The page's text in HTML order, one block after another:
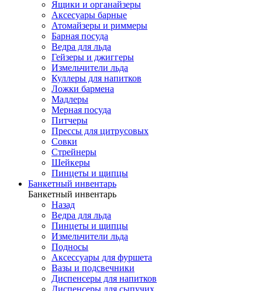
Ящики и органайзеры
Аксесуары барные
Атомайзеры и риммеры
Барная посуда
Ведра для льда
Гейзеры и джиггеры
Измельчители льда
Куллеры для напитков
Ложки бармена
Мадлеры
Мерная посуда
Питчеры
Прессы для цитрусовых
Совки
Стрейнеры
Шейкеры
Пинцеты и щипцы
Банкетный инвентарь
Банкетный инвентарь
Назад
Ведра для льда
Пинцеты и щипцы
Измельчители льда
Подносы
Аксессуары для фуршета
Вазы и подсвечники
Диспенсеры для напитков
Диспенсеры для сыпучих